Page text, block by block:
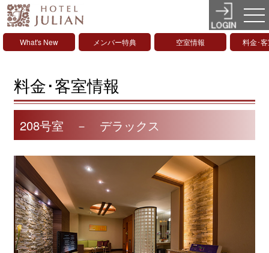
What's New メンバー特典 空室情報 料金･
料金･客室情報
208号室 － デラックス